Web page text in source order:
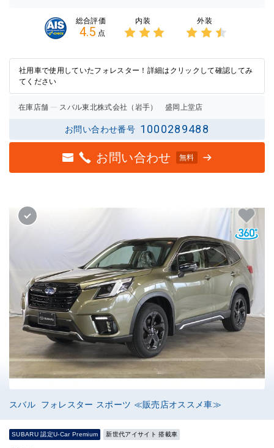
総合評価
4.5 点
内装
3点の
評価
外装
2.5点
の評価
社用車で使用していたフォレスター！詳細はクリックして確認してみ
てください
在庫店舗 スバル東北株式会社（岩手） 盛岡上堂店
お問い合わせ番号 1000289488
お問い合わせ 無料
スバル フォレスター スポーツ ≪販売店オススメ車≫
SUBARU 認定U-Car Premium 新世代アイサイト 搭載車